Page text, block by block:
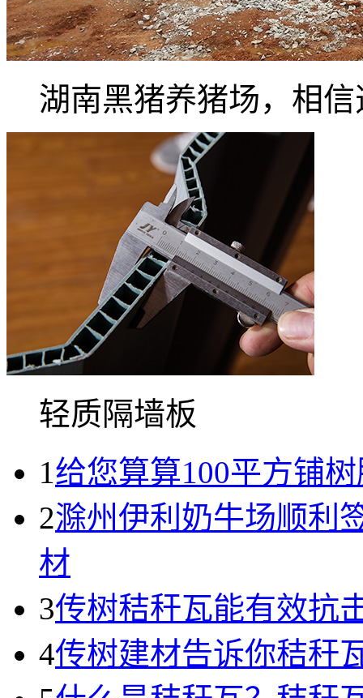
湖南黑猪养猪场，相
轻质隔墙板
1给您算算100平方铺
2滁州伊利奶牛场顺
材
3传树秸秆瓦能有效抗
4传树建材告诉你秸秆